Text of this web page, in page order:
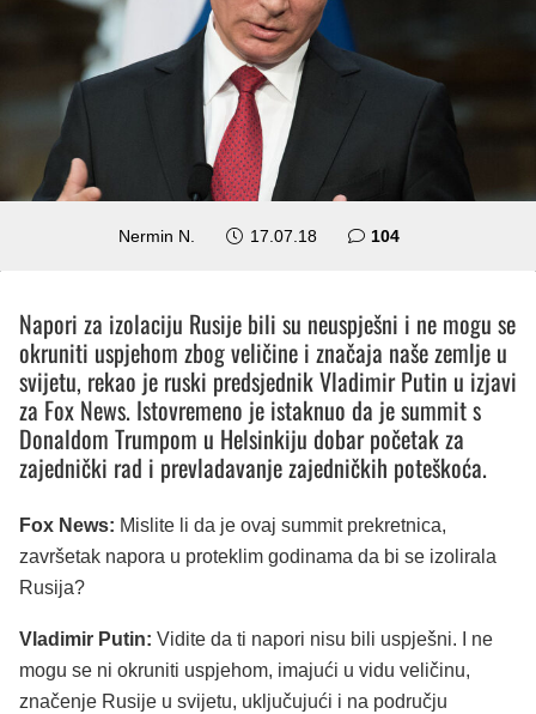
Nermin N. 17.07.18 104komentara
Napori za izolaciju Rusije bili su neuspješni i ne mogu se
okruniti uspjehom zbog veličine i značaja naše zemlje u
svijetu, rekao je ruski predsjednik Vladimir Putin u izjavi
za Fox News. Istovremeno je istaknuo da je summit s
Donaldom Trumpom u Helsinkiju dobar početak za
zajednički rad i prevladavanje zajedničkih poteškoća.
Fox News: Mislite li da je ovaj summit prekretnica,
završetak napora u proteklim godinama da bi se izolirala
Rusija?
Vladimir Putin: Vidite da ti napori nisu bili uspješni. I ne
mogu se ni okruniti uspjehom, imajući u vidu veličinu,
značenje Rusije u svijetu, uključujući i na području